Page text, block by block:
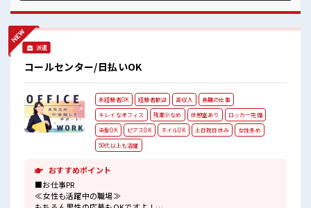
派遣
コールセンター/日払いOK
未経験者OK 経験者歓迎 高収入
長期の仕事
キレイなオフィス
残業少なめ 休憩室あり
ロッカー完備
染髪OK
ピアスOK ネイルOK 土日祝日休み
女性多め
50代以上も活躍
おすすめポイント
■お仕事PR
≪女性も活躍中の職場≫